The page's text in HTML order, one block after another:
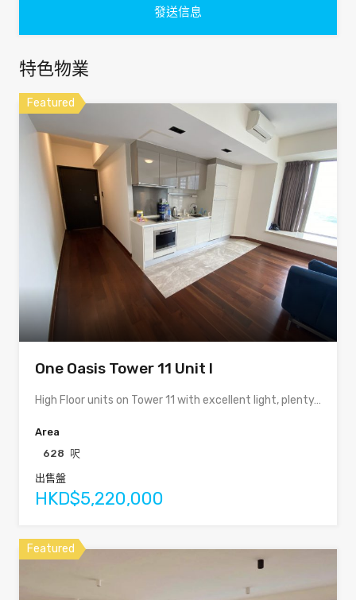
特色物業
Featured
One Oasis Tower 11 Unit I
High Floor units on Tower 11 with excellent light, plenty…
Area
628 呎
出售盤
HKD$5,220,000
Featured